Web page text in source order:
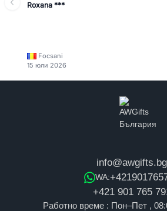
Roxana ***
Focsani
15 юли 2026
info@awgifts.bg
WA:
+421 901 765
Работно време : Пон–Пет ,